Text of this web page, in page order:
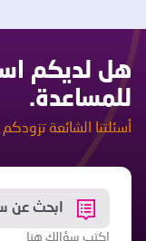
هل لديكم
للمساعدة.
أسئلتنا الشائعة
ابحث عن